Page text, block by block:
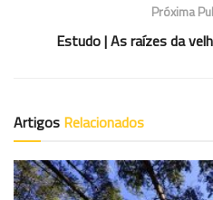
Próxima
Estudo | As raízes da
Artigos Relacionados